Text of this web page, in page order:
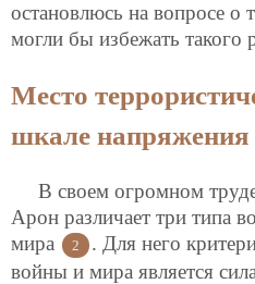
остановлюсь на вопросе
могли бы избежать такого
Место
шкале
В своем огромном
Арон различает три типа
мира
2
. Для него
войны и мира является